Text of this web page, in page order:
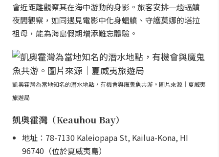
會近距離觀察其在海中游動的身影。旅客安排一趟蝠鱝
夜間觀察，如同遇見電影中化身蝠鱝、守護莫娜的塔拉
祖母，能為海島假期增添難忘體驗。
凱奧霍灣為當地知名的潛水地點，有機會與魔鬼魚共游。圖片來源｜夏威夷
旅遊局
凱奧霍灣（Keauhou Bay）
地址：78-7130 Kaleiopapa St, Kailua-Kona, HI
96740（位於夏威夷島）